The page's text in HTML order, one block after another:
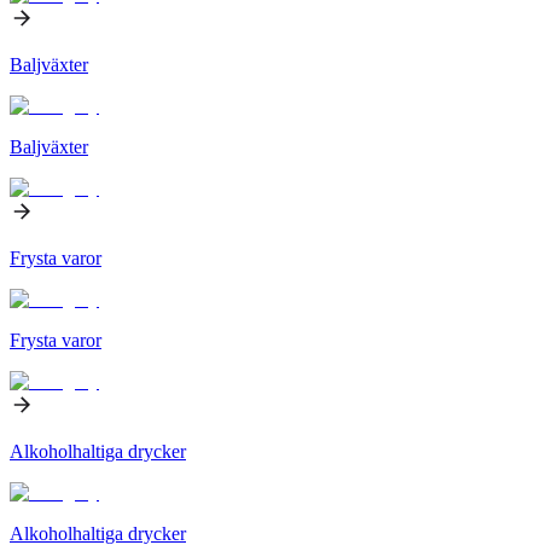
Baljväxter
Baljväxter
Frysta varor
Frysta varor
Alkoholhaltiga drycker
Alkoholhaltiga drycker